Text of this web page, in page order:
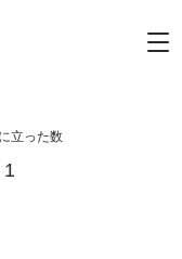
立った数
1